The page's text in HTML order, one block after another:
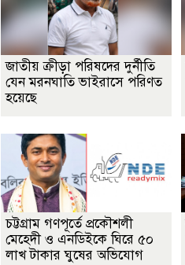
জাতীয় ক্রীড়া পরিষদের দুর্নীতি
যেন মরনঘাতি ভাইরাসে পরিণত
হয়েছে
চট্টগ্রাম গণপূর্তে প্রকৌশলী
মেহেদী ও এনডিইকে ঘিরে ৫০
লাখ টাকার ঘুষের অভিযোগ